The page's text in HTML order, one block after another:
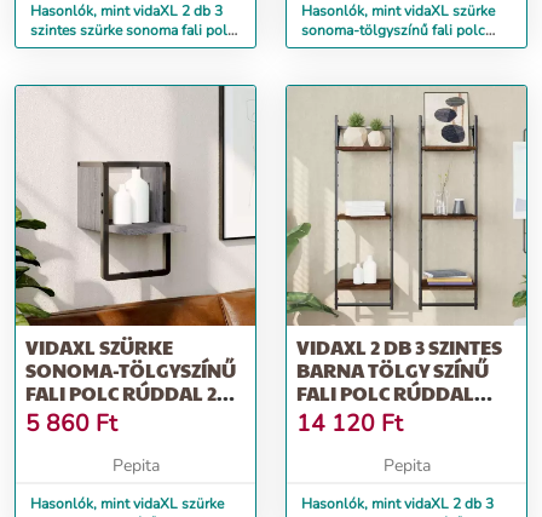
Hasonlók, mint vidaXL 2 db 3
szintes szürke sonoma fali polc
rúddal 30 x 25 x 100 cm
Hasonlók, mint vidaXL szürke
sonoma-tölgyszínű fali polc
rúddal 40x25x30 cm
VIDAXL SZÜRKE
SONOMA-TÖLGYSZÍNŰ
FALI POLC RÚDDAL 20 X
25 X 30 CM
5 860 Ft
Pepita
Hasonlók, mint vidaXL szürke
VIDAXL 2 DB 3 SZINTES
BARNA TÖLGY SZÍNŰ
FALI POLC RÚDDAL
30X25X100 CM
14 120 Ft
Pepita
Hasonlók, mint vidaXL 2 db 3